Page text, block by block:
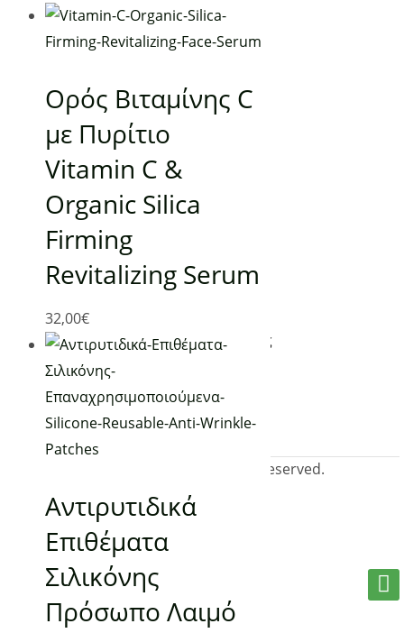
Ορός Βιταμίνης C
με Πυρίτιο
Vitamin C &
Organic Silica
Firming
Revitalizing Serum
32,00€
Αντιρυτιδικά
Επιθέματα
Σιλικόνης
Πρόσωπο Λαιμό
Αρχική
Ο λογαριασμός μου
Τρόποι πληρωμής
Όροι Χρήσης
Πολιτική απορρήτου & cookies
Επικοινωνία
Κατηγορίες
Υπέρυθρη Θέρμανση
Χειροποίητα Καλλυντικά
Συσκευές Μασάζ – Ρεφλεξολογίας
@2019 www.planetgreen.gr. All rights reserved.